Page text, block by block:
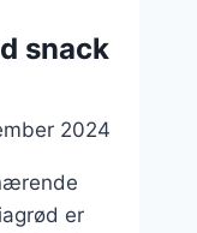
snack
2024
er